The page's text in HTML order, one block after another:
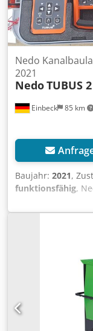
Einbeck 85 km
Nedo
2021
NedoTUBUS 2
Baujahr: 2021,
funktionsfähig,
Baujahr 2021
der Kurt König
Hinweise: -
Interesse
Besichtigung in
Preis 1.950 EUR
Anfrage